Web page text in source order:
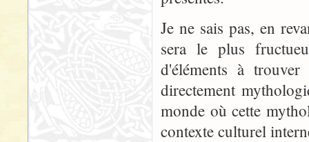
Je ne sais pas, en
sera le plus
d'éléments à
directement
monde où cette
contexte culturel